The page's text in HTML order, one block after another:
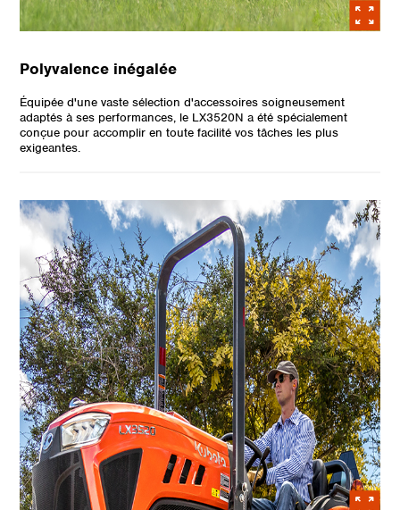
Polyvalence inégalée
Équipée d'une vaste sélection d'accessoires soigneusement
adaptés à ses performances, le LX3520N a été spécialement
conçue pour accomplir en toute facilité vos tâches les plus
exigeantes.